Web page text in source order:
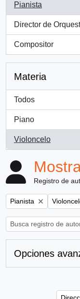
Pianista
, 1 resultados
Director de
, 1 resultados
Compositor
, 1 resultados
Materia
Todos
Piano
, 1 resultados
Violoncelo
, 1 resultados
Registro de
Remove filter:
Pianista Remove
Opciones